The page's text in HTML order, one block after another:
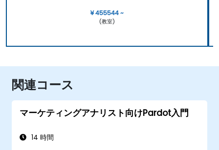
¥ 455544 ~
(教室)
関連コース
マーケティングアナリスト向けPardot入門
14 時間